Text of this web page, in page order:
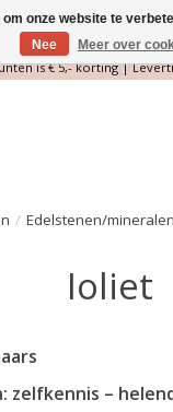
Edelstenen & Spirituele
is € 5,- korting |
/ Edelstenen/
Ioliet
zelfkennis –
onze website te
Nee
Meer over